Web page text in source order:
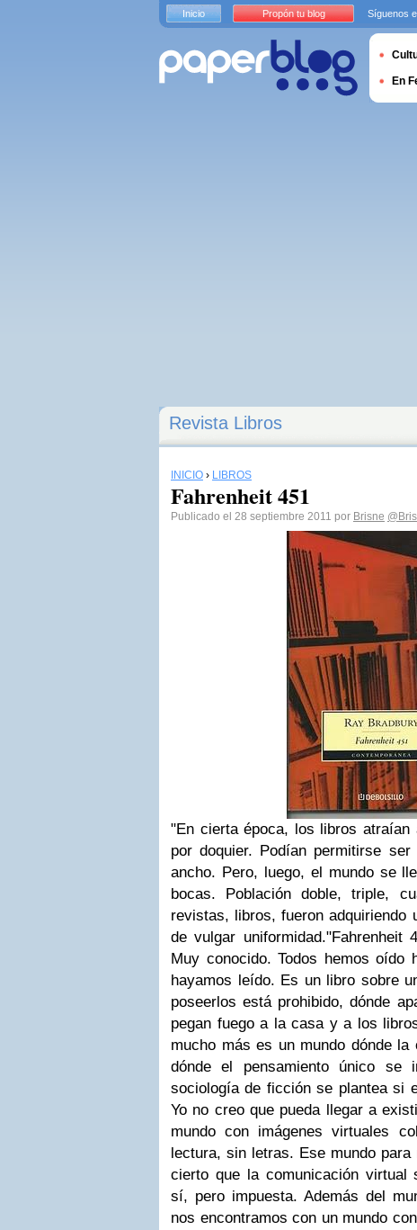
Revista Libros
INICIO › LIBROS
Fahrenheit 451
Publicado el 28 septiembre 2011 por Brisne
"En cierta época, los libros atraían
por doquier. Podían permitirse
ancho. Pero, luego, el mundo se
bocas. Población doble, triple,
revistas, libros, fueron adquiriendo
de vulgar uniformidad."Fahrenheit
Muy conocido. Todos hemos oído
hayamos leído. Es un libro sobre
poseerlos está prohibido, dónde
pegan fuego a la casa y a los
mucho más es un mundo dónde
dónde el pensamiento único se
sociología de ficción se plantea si
Yo no creo que pueda llegar a
mundo con imágenes virtuales
lectura, sin letras. Ese mundo
cierto que la comunicación virtual
sí, pero impuesta. Además del
nos encontramos con un mundo
Inicio Propón tu blog Síguenos
En